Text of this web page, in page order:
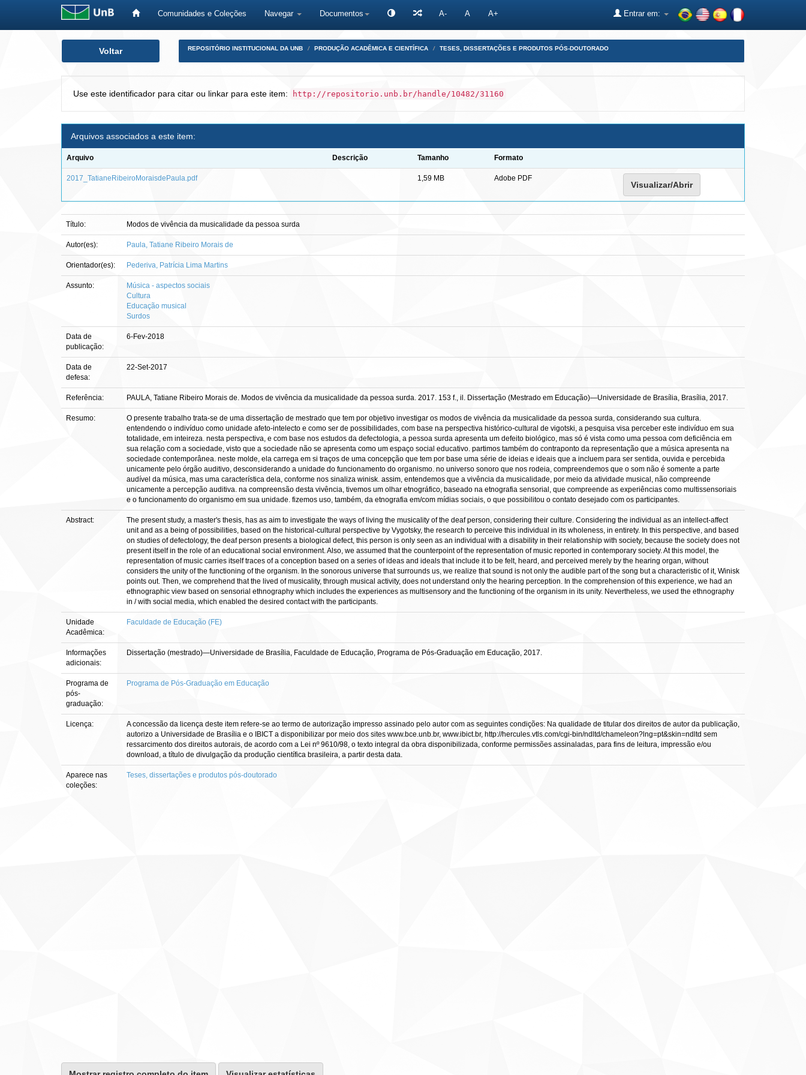
Comunidades e Coleções Navegar Documentos A- A A+ Entrar em:
Voltar REPOSITÓRIO INSTITUCIONAL DA UNB PRODUÇÃO ACADÊMICA E CIENTÍFICA TESES, DISSERTAÇÕES E PRODUTOS PÓS-DOUTORADO
Use este identificador para citar ou linkar para este item: http://repositorio.unb.br/handle/10482/31160
Arquivos associados a este item:
Arquivo Descrição Tamanho Formato
2017_TatianeRibeiroMoraisdePaula.pdf 1,59 MB Adobe PDF
Visualizar/Abrir
Título: Modos de vivência da musicalidade da pessoa surda
Autor(es): Paula, Tatiane Ribeiro Morais de
Orientador(es): Pederiva, Patrícia Lima Martins
Assunto:
Música - aspectos sociais
Cultura
Educação musical
Surdos
Data de
publicação:
6-Fev-2018
Data de
defesa:
22-Set-2017
Referência: PAULA, Tatiane Ribeiro Morais de. Modos de vivência da musicalidade da pessoa surda. 2017. 153 f., il. Dissertação (Mestrado em Educação)—Universidade de Brasília, Brasília, 2017.
Resumo:
O presente trabalho trata-se de uma dissertação de mestrado que tem por objetivo investigar os modos de vivência da musicalidade da pessoa surda, considerando sua cultura.
entendendo o indivíduo como unidade afeto-intelecto e como ser de possibilidades, com base na perspectiva histórico-cultural de vigotski, a pesquisa visa perceber este indivíduo em sua
totalidade, em inteireza. nesta perspectiva, e com base nos estudos da defectologia, a pessoa surda apresenta um defeito biológico, mas só é vista como uma pessoa com deficiência em
sua relação com a sociedade, visto que a sociedade não se apresenta como um espaço social educativo. partimos também do contraponto da representação que a música apresenta na
sociedade contemporânea. neste molde, ela carrega em si traços de uma concepção que tem por base uma série de ideias e ideais que a incluem para ser sentida, ouvida e percebida
unicamente pelo órgão auditivo, desconsiderando a unidade do funcionamento do organismo. no universo sonoro que nos rodeia, compreendemos que o som não é somente a parte
audível da música, mas uma característica dela, conforme nos sinaliza winisk. assim, entendemos que a vivência da musicalidade, por meio da atividade musical, não compreende
unicamente a percepção auditiva. na compreensão desta vivência, tivemos um olhar etnográfico, baseado na etnografia sensorial, que compreende as experiências como multissensoriais
e o funcionamento do organismo em sua unidade. fizemos uso, também, da etnografia em/com mídias sociais, o que possibilitou o contato desejado com os participantes.
Abstract:
The present study, a master's thesis, has as aim to investigate the ways of living the musicality of the deaf person, considering their culture. Considering the individual as an intellect-affect
unit and as a being of possibilities, based on the historical-cultural perspective by Vygotsky, the research to perceive this individual in its wholeness, in entirety. In this perspective, and based
on studies of defectology, the deaf person presents a biological defect, this person is only seen as an individual with a disability in their relationship with society, because the society does not
present itself in the role of an educational social environment. Also, we assumed that the counterpoint of the representation of music reported in contemporary society. At this model, the
representation of music carries itself traces of a conception based on a series of ideas and ideals that include it to be felt, heard, and perceived merely by the hearing organ, without
considers the unity of the functioning of the organism. In the sonorous universe that surrounds us, we realize that sound is not only the audible part of the song but a characteristic of it, Winisk
points out. Then, we comprehend that the lived of musicality, through musical activity, does not understand only the hearing perception. In the comprehension of this experience, we had an
ethnographic view based on sensorial ethnography which includes the experiences as multisensory and the functioning of the organism in its unity. Nevertheless, we used the ethnography
in / with social media, which enabled the desired contact with the participants.
Unidade
Acadêmica:
Faculdade de Educação (FE)
Informações
adicionais:
Dissertação (mestrado)—Universidade de Brasília, Faculdade de Educação, Programa de Pós-Graduação em Educação, 2017.
Programa de
pós-
graduação:
Programa de Pós-Graduação em Educação
Licença:
A concessão da licença deste item refere-se ao termo de autorização impresso assinado pelo autor com as seguintes condições: Na qualidade de titular dos direitos de autor da publicação,
autorizo a Universidade de Brasília e o IBICT a disponibilizar por meio dos sites www.bce.unb.br, www.ibict.br, http://hercules.vtls.com/cgi-bin/ndltd/chameleon?lng=pt&skin=ndltd sem
ressarcimento dos direitos autorais, de acordo com a Lei nº 9610/98, o texto integral da obra disponibilizada, conforme permissões assinaladas, para fins de leitura, impressão e/ou
download, a título de divulgação da produção científica brasileira, a partir desta data.
Aparece nas
coleções:
Teses, dissertações e produtos pós-doutorado